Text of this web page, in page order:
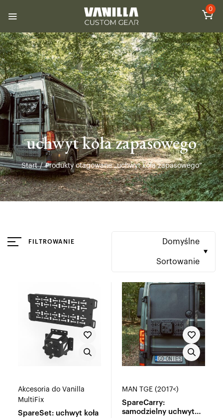
0
uchwyt koła zapasowego
Start / Produkty otagowane „uchwyt koła zapasowego”
FILTROWANIE Domyślne
Sortowanie
Akcesoria do Vanilla
MultiFix
SpareSet: uchwyt koła
MAN TGE (2017<)
SpareCarry:
samodzielny uchwyt